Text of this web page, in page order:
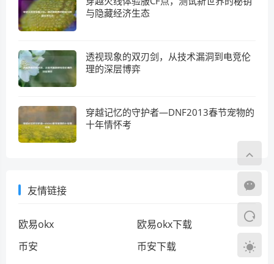
与隐藏经济生态
透视现象的双刃剑，从技术漏洞到电竞伦
理的深层博弈
穿越记忆的守护者—DNF2013春节宠物的
十年情怀考
友情链接
欧易okx
欧易okx下载
币安
币安下载